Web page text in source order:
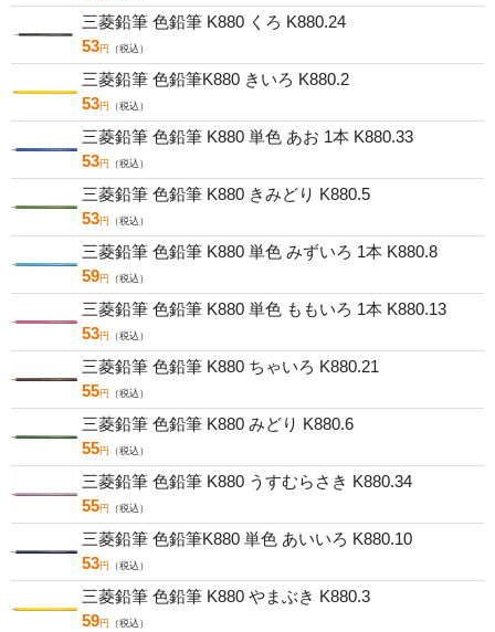
三菱鉛筆 色鉛筆 K880 くろ K880.24
53円 （税込）
三菱鉛筆 色鉛筆K880 きいろ K880.2
53円 （税込）
三菱鉛筆 色鉛筆 K880 単色 あお 1本 K880.33
53円 （税込）
三菱鉛筆 色鉛筆 K880 きみどり K880.5
53円 （税込）
三菱鉛筆 色鉛筆 K880 単色 みずいろ 1本 K880.8
59円 （税込）
三菱鉛筆 色鉛筆 K880 単色 ももいろ 1本 K880.13
53円 （税込）
三菱鉛筆 色鉛筆 K880 ちゃいろ K880.21
55円 （税込）
三菱鉛筆 色鉛筆 K880 みどり K880.6
55円 （税込）
三菱鉛筆 色鉛筆 K880 うすむらさき K880.34
55円 （税込）
三菱鉛筆 色鉛筆K880 単色 あいいろ K880.10
53円 （税込）
三菱鉛筆 色鉛筆 K880 やまぶき K880.3
59円 （税込）